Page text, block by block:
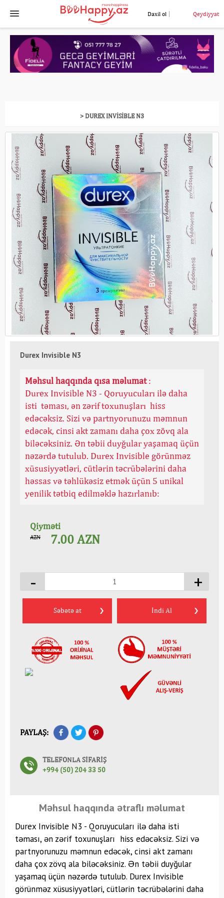
Daxil ol Qeydiyyat
> DUREX INVISIBLE N3
Durex Invisible N3
Məhsul haqqında qısa məlumat:
Durex Invisible N3 - Qoruyucuları ilə daha
isti təması, ən zərif toxunuşları hiss
edəcəksiz. Sizi və partnyorunuzu məmnun
edəcək, cinsi akt zamanı daha çox zövq ala
biləcəksiniz. Ən təbii duyğular yaşamaq üçün
nəzərdə tutulub. Durex Invisible görünməz
xüsusiyyətləri, cütlərin təcrübələrini daha
həssas və təhlükəsiz etmək üçün 5 unikal
yenilik tətbiq edilməklə hazırlanıb:
Qiyməti
AZN 7.00 AZN
- +
Səbətə at İndi Al
PAYLAŞ:
TELEFONLA SİFARİŞ
+994 (50) 204 33 50
Məhsul haqqında ətraflı məlumat
Durex Invisible N3 - Qoruyucuları ilə daha isti
təması, ən zərif toxunuşları hiss edəcəksiz. Sizi və
partnyorunuzu məmnun edəcək, cinsi akt zamanı
daha çox zövq ala biləcəksiniz. Ən təbii duyğular
yaşamaq üçün nəzərdə tutulub. Durex Invisible
görünməz xüsusiyyətləri, cütlərin təcrübələrini daha